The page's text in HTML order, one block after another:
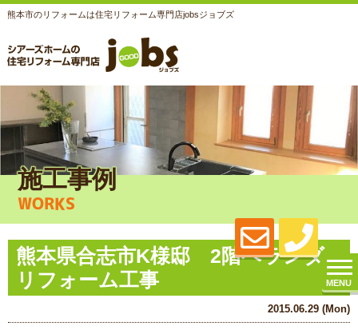
熊本市のリフォームは住宅リフォーム専門店jobsジョブズ
MENU
施工事例
WORKS
熊本県合志市K様邸 2階ベランダ
リフォーム工事
2015.06.29 (Mon)